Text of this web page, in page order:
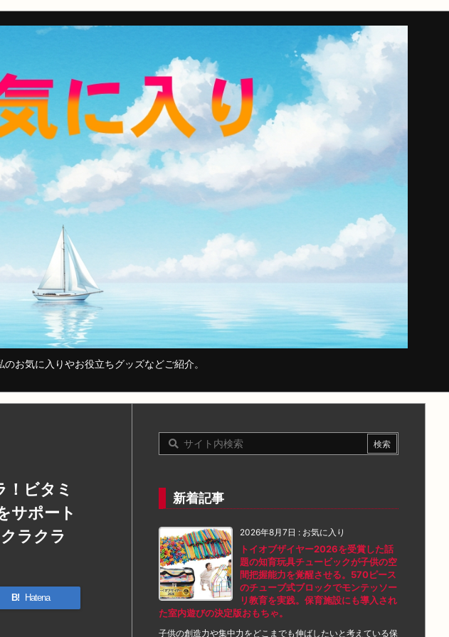
お気に入りやお役立ちグッズなどご紹介。
！ビタミ
サポート
ラクラ
B! Hatena
新着記事
2026年8月7日 : お気に入り
トイオブザイヤー2026を受賞した話
題の知育玩具チュービックが子供の空
間把握能力を覚醒させる。570ピース
のチューブ式ブロックでモンテッソー
リ教育を実践。保育施設にも導入され
た室内遊びの決定版おもちゃ。
子供の創造力や集中力をどこまでも伸ばしたいと考えている保